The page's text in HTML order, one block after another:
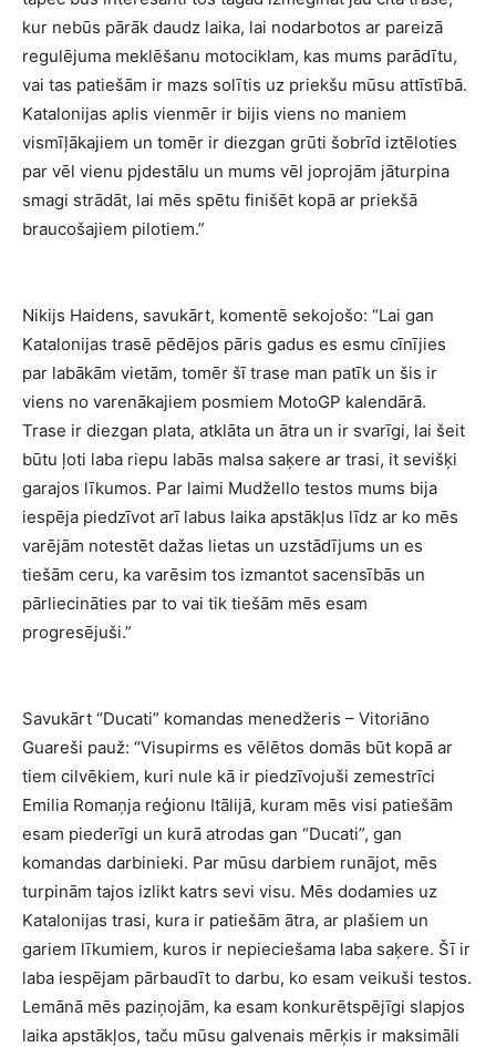
kur nebūs pārāk daudz laika, lai nodarbotos ar pareizā
regulējuma meklēšanu motociklam, kas mums parādītu,
vai tas patiešām ir mazs solītis uz priekšu mūsu attīstībā.
Katalonijas aplis vienmēr ir bijis viens no maniem
vismīļākajiem un tomēr ir diezgan grūti šobrīd iztēloties
par vēl vienu pjdestālu un mums vēl joprojām jāturpina
smagi strādāt, lai mēs spētu finišēt kopā ar priekšā
braucošajiem pilotiem.”
Nikijs Haidens, savukārt, komentē sekojošo: “Lai gan
Katalonijas trasē pēdējos pāris gadus es esmu cīnījies
par labākām vietām, tomēr šī trase man patīk un šis ir
viens no varenākajiem posmiem MotoGP kalendārā.
Trase ir diezgan plata, atklāta un ātra un ir svarīgi, lai šeit
būtu ļoti laba riepu labās malsa saķere ar trasi, it sevišķi
garajos līkumos. Par laimi Mudžello testos mums bija
iespēja piedzīvot arī labus laika apstākļus līdz ar ko mēs
varējām notestēt dažas lietas un uzstādījums un es
tiešām ceru, ka varēsim tos izmantot sacensībās un
pārliecināties par to vai tik tiešām mēs esam
progresējuši.”
Savukārt “Ducati” komandas menedžeris – Vitoriāno
Guareši pauž: “Visupirms es vēlētos domās būt kopā ar
tiem cilvēkiem, kuri nule kā ir piedzīvojuši zemestrīci
Emilia Romaņja reģionu Itālijā, kuram mēs visi patiešām
esam piederīgi un kurā atrodas gan “Ducati”, gan
komandas darbinieki. Par mūsu darbiem runājot, mēs
turpinām tajos izlikt katrs sevi visu. Mēs dodamies uz
Katalonijas trasi, kura ir patiešām ātra, ar plašiem un
gariem līkumiem, kuros ir nepieciešama laba saķere. Šī ir
laba iespējam pārbaudīt to darbu, ko esam veikuši testos.
Lemānā mēs paziņojām, ka esam konkurētspējīgi slapjos
laika apstākļos, taču mūsu galvenais mērķis ir maksimāli